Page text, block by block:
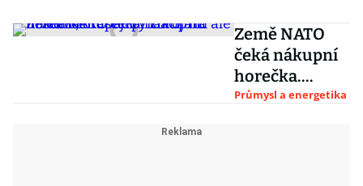
Země NATO
čeká nákupní
horečka.
Kapacity
Průmysl a energetika